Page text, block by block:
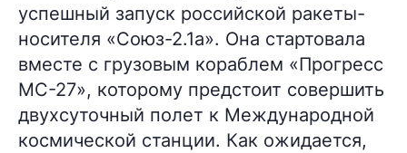
успешный запуск российской ракеты-
носителя «Союз-2.1а». Она стартовала
вместе с грузовым кораблем «Прогресс
МС-27», которому предстоит совершить
двухсуточный полет к Международной
космической станции. Как ожидается,